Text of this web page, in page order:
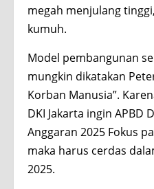
megah menjulang
kumuh.
Model pembangunan
mungkin dikatakan
Korban Manusia”.
DKI Jakarta ingin APBD
Anggaran 2025 Fokus
maka harus cerdas
2025.